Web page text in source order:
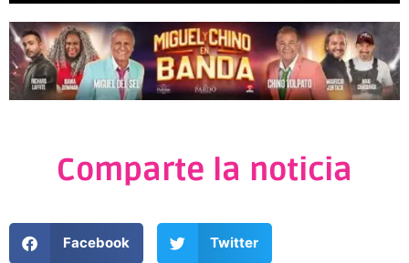
Comparte la noticia
Facebook Twitter